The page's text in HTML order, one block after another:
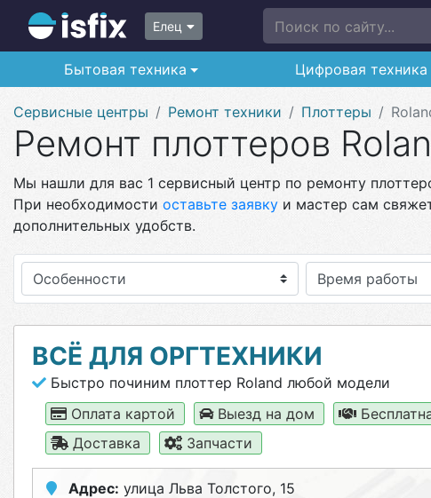
Елец Поиск по сайту...
Бытовая техника Цифровая техника
Сервисные центры Ремонт техники Плоттеры
Ремонт плоттеров
Мы нашли для вас 1 сервисный центр по ремонту
При необходимости оставьте заявку и мастер сам
дополнительных удобств.
Особенности
ВСЁ ДЛЯ ОРГТЕХНИКИ
Быстро починим плоттер Roland любой модели
Оплата картой
Выезд на дом
Доставка
Запчасти
Адрес: улица Льва Толстого, 15